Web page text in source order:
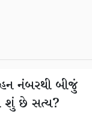
નંબરથી બીજું
શું છે સત્ય?